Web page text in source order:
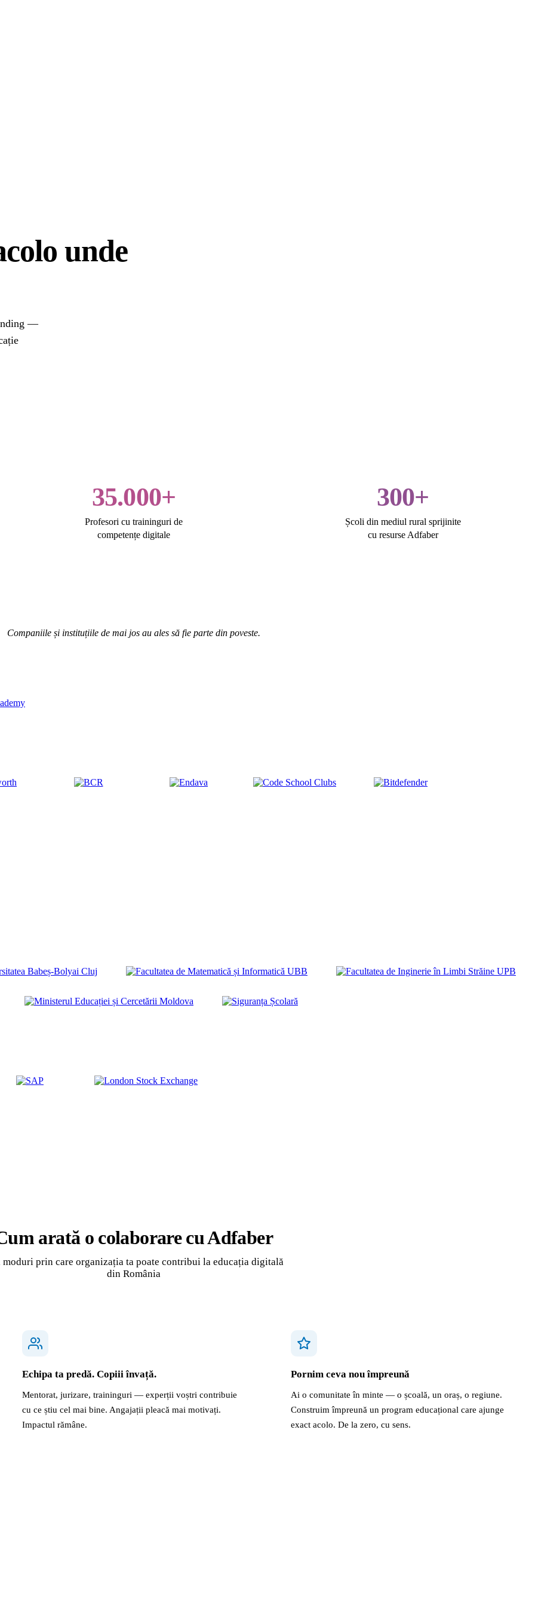
unde
—
35.000+
Profesori cu traininguri de
competențe digitale
300+
Școli din mediul rural sprijinite
cu resurse Adfaber
Companiile și instituțiile de mai jos au ales să fie parte din poveste.
arată o colaborare cu Adfaber
moduri prin care organizația ta poate contribui la educația digitală
din România
Echipa ta predă. Copiii învață.
Mentorat, jurizare, traininguri — experții voștri contribuie
cu ce știu cel mai bine. Angajații pleacă mai motivați.
Impactul rămâne.
Pornim ceva nou împreună
Ai o comunitate în minte — o școală, un oraș, o regiune.
Construim împreună un program educațional care ajunge
exact acolo. De la zero, cu sens.